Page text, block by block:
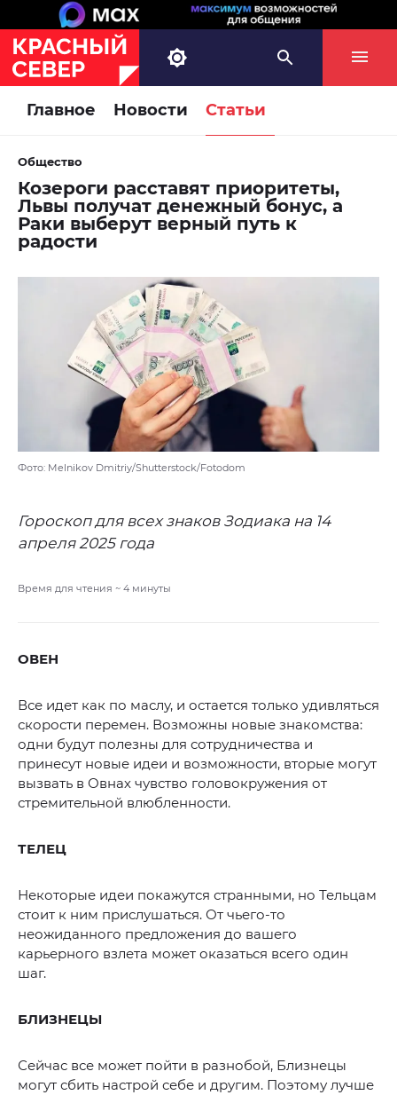
Главное Новости Статьи
Общество
Козероги расставят приоритеты,
Львы получат денежный бонус, а
Раки выберут верный путь к
радости
Фото: Melnikov Dmitriy/Shutterstock/Fotodom
Гороскоп для всех знаков Зодиака на 14
апреля 2025 года
Время для чтения ~ 4 минуты
ОВЕН
Все идет как по маслу, и остается только удивляться
скорости перемен. Возможны новые знакомства:
одни будут полезны для сотрудничества и
принесут новые идеи и возможности, вторые могут
вызвать в Овнах чувство головокружения от
стремительной влюбленности.
ТЕЛЕЦ
Некоторые идеи покажутся странными, но Тельцам
стоит к ним прислушаться. От чьего-то
неожиданного предложения до вашего
карьерного взлета может оказаться всего один
шаг.
БЛИЗНЕЦЫ
Сейчас все может пойти в разнобой, Близнецы
могут сбить настрой себе и другим. Поэтому лучше